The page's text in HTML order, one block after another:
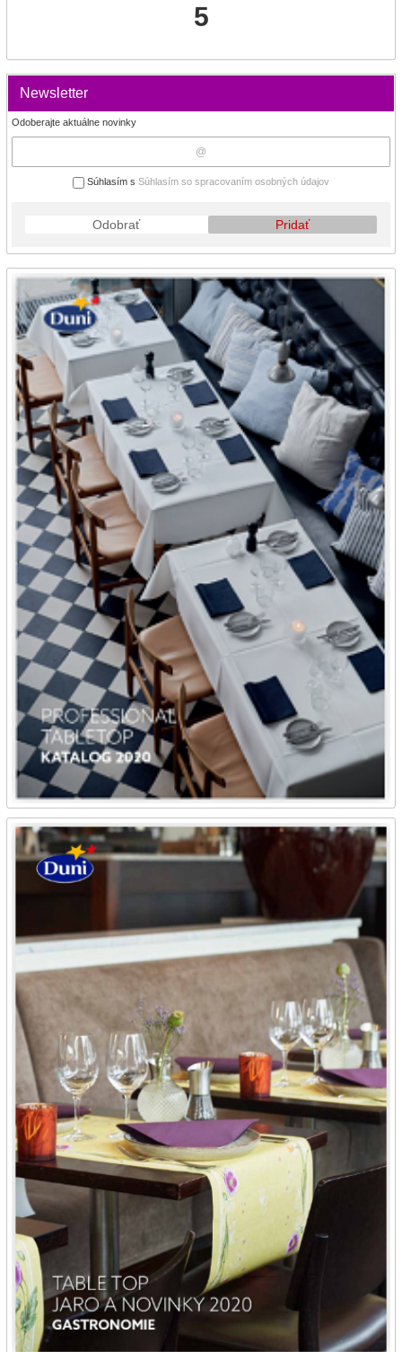
5
Newsletter
Odoberajte aktuálne novinky
Súhlasím s Súhlasím so spracovaním osobných údajov
Odobrať Pridať